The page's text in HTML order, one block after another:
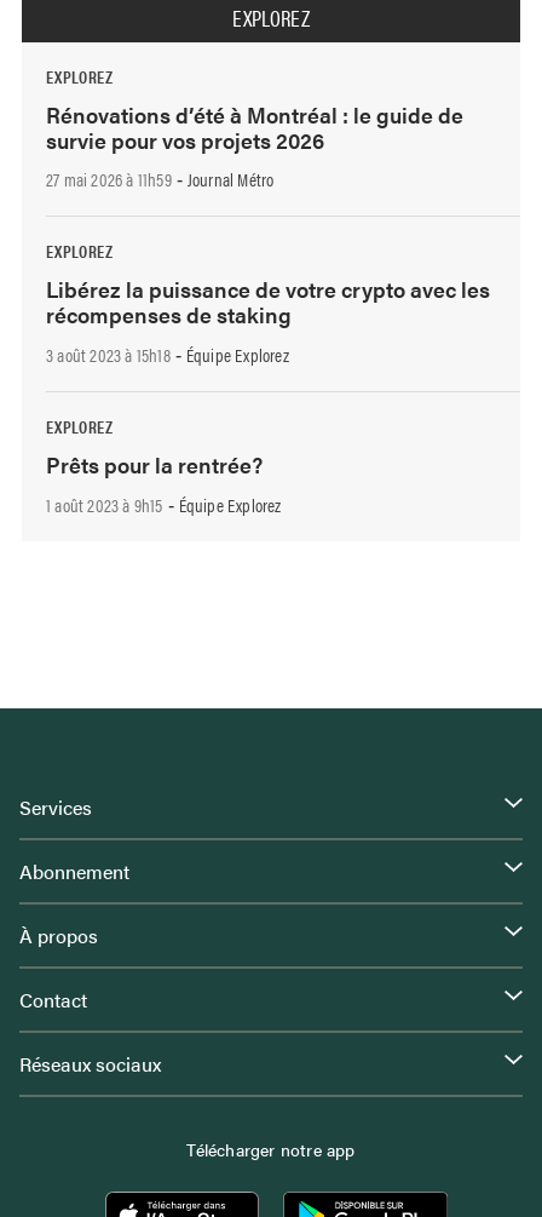
EXPLOREZ
EXPLOREZ
Rénovations d’été à Montréal : le guide de
survie pour vos projets 2026
27 mai 2026 à 11h59- Journal Métro
EXPLOREZ
Libérez la puissance de votre crypto avec les
récompenses de staking
3 août 2023 à 15h18- Équipe Explorez
EXPLOREZ
Prêts pour la rentrée?
1 août 2023 à 9h15 - Équipe Explorez
Services
Abonnement
À propos
Contact
Réseaux sociaux
Télécharger notre app